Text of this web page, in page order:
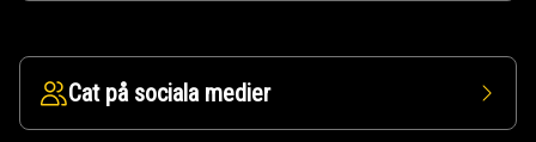
Cat på sociala medier